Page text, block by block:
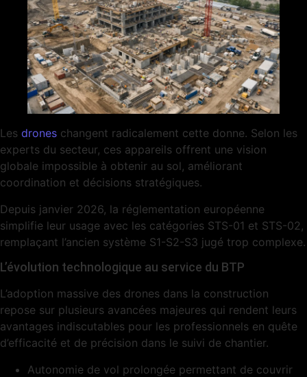
Les drones changent radicalement cette donne. Selon les
experts du secteur, ces appareils offrent une vision
globale impossible à obtenir au sol, améliorant
coordination et décisions stratégiques.
Depuis janvier 2026, la réglementation européenne
simplifie leur usage avec les catégories STS-01 et STS-02,
remplaçant l’ancien système S1-S2-S3 jugé trop complexe.
L’évolution technologique au service du BTP
L’adoption massive des drones dans la construction
repose sur plusieurs avancées majeures qui rendent leurs
avantages indiscutables pour les professionnels en quête
d’efficacité et de précision dans le suivi de chantier.
Autonomie de vol prolongée permettant de couvrir